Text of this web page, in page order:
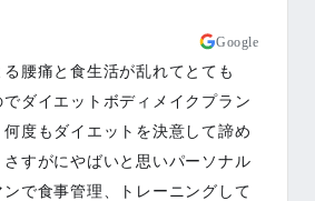
Google
腰痛と食生活が乱れてとても
ダイエットボディメイクプラン
度もダイエットを決意して諦め
すがにやばいと思いパーソナル
で食事管理、トレーニングして